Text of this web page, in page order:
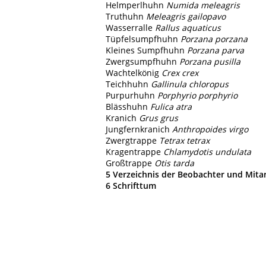
Helmperlhuhn Numida meleagris
Truthuhn Meleagris gailopavo
Wasserralle Rallus aquaticus
Tüpfelsumpfhuhn Porzana porzana
Kleines Sumpfhuhn Porzana parva
Zwergsumpfhuhn Porzana pusilla
Wachtelkönig Crex crex
Teichhuhn Gallinula chloropus
Purpurhuhn Porphyrio porphyrio
Blässhuhn Fulica atra
Kranich Grus grus
Jungfernkranich Anthropoides virgo
Zwergtrappe Tetrax tetrax
Kragentrappe Chlamydotis undulata
Großtrappe Otis tarda
5 Verzeichnis der Beobachter und
6 Schrifttum